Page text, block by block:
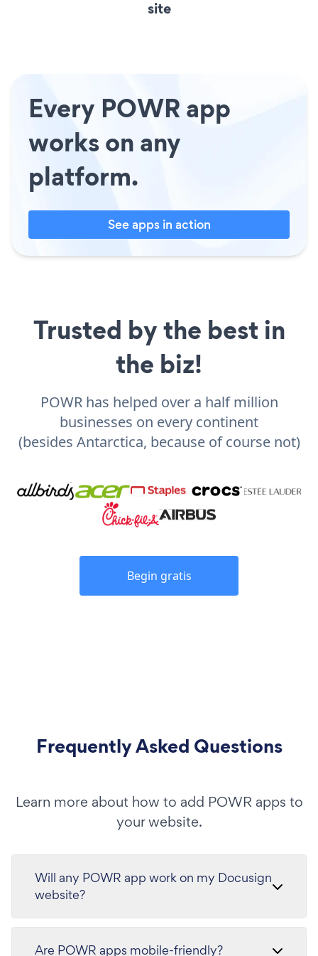
site
Every POWR app
works on any
platform.
See apps in action
Trusted by the best in
the biz!
POWR has helped over a half million
businesses on every continent
(besides Antarctica, because of course not)
Begin gratis
Frequently Asked Questions
Learn more about how to add POWR apps to
your website.
Will any POWR app work on my Docusign
website?
Are POWR apps mobile-friendly?